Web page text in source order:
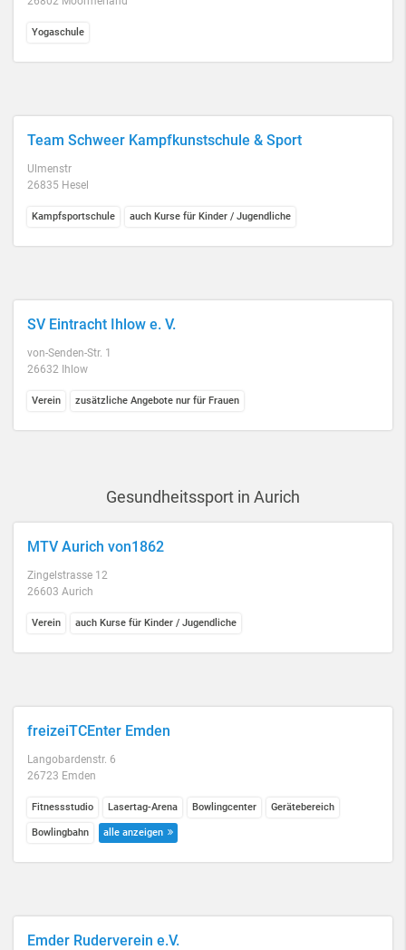
Yogaschule
Team Schweer Kampfkunstschule & Sport
Ulmenstr
26835 Hesel
Kampfsportschule auch Kurse für Kinder / Jugendliche
SV Eintracht Ihlow e. V.
von-Senden-Str. 1
26632 Ihlow
Verein zusätzliche Angebote nur für Frauen
Gesundheitssport in Aurich
MTV Aurich von1862
Zingelstrasse 12
26603 Aurich
Verein auch Kurse für Kinder / Jugendliche
freizeiTCEnter Emden
Langobardenstr. 6
26723 Emden
Fitnessstudio Lasertag-Arena Bowlingcenter Gerätebereich
Bowlingbahn alle anzeigen
Emder Ruderverein e.V.